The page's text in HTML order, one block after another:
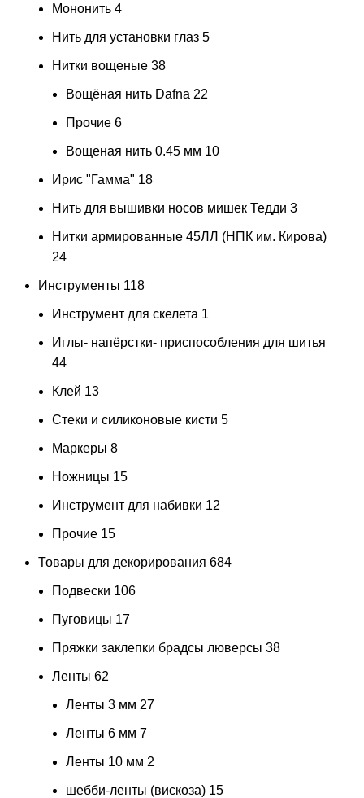
Мононить 4
Нить для установки глаз 5
Нитки вощеные 38
Вощёная нить Dafna 22
Прочие 6
Вощеная нить 0.45 мм 10
Ирис "Гамма" 18
Нить для вышивки носов мишек Тедди 3
Нитки армированные 45ЛЛ (НПК им. Кирова)
24
Инструменты 118
Инструмент для скелета 1
Иглы- напёрстки- приспособления для шитья
44
Клей 13
Стеки и силиконовые кисти 5
Маркеры 8
Ножницы 15
Инструмент для набивки 12
Прочие 15
Товары для декорирования 684
Подвески 106
Пуговицы 17
Пряжки заклепки брадсы люверсы 38
Ленты 62
Ленты 3 мм 27
Ленты 6 мм 7
Ленты 10 мм 2
шебби-ленты (вискоза) 15